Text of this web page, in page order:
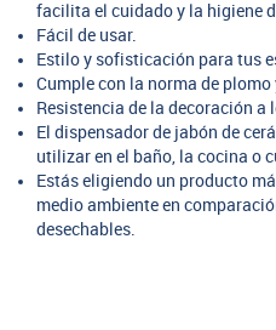
facilita el cuidado y la higiene
Fácil de usar.
Estilo y sofisticación para tus
Cumple con la norma de plomo
Resistencia de la decoración a
El dispensador de jabón de
utilizar en el baño, la cocina o
Estás eligiendo un producto
medio ambiente en
desechables.